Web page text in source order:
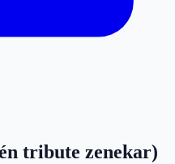
tribute zenekar)